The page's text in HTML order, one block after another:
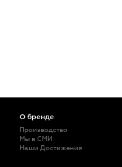
О бренде
Производство
Мы в СМИ
Наши Достижения